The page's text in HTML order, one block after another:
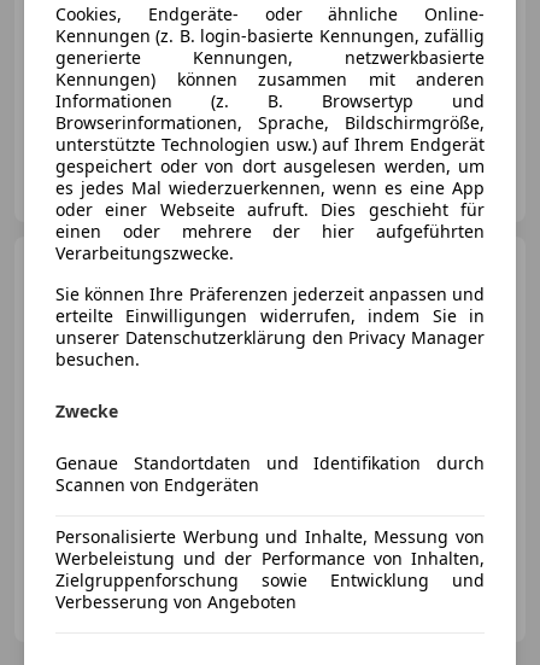
05/2020 109 535 km Diesel
140 kW (190 PS)
Rudi Lins GmbH & Co KG
AT-6714 Nüziders
d 4Matic AMG-Paket Aut.
*Schiebedach*Kamera*Sitzbe
€ 34 990
06/2016 154 642 km
T und A Autoshop GmbH
AT-6850 Dornbirn
Cookies, Endgeräte- oder ähnliche Online-
Kennungen (z. B. login-basierte Kennungen, zufällig
generierte Kennungen, netzwerkbasierte
Kennungen) können zusammen mit anderen
Informationen (z. B. Browsertyp und
Browserinformationen, Sprache, Bildschirmgröße,
unterstützte Technologien usw.) auf Ihrem Endgerät
gespeichert oder von dort ausgelesen werden, um
es jedes Mal wiederzuerkennen, wenn es eine App
oder einer Webseite aufruft. Dies geschieht für
einen oder mehrere der hier aufgeführten
Verarbeitungszwecke.
Sie können Ihre Präferenzen jederzeit anpassen und
erteilte Einwilligungen widerrufen, indem Sie in
unserer Datenschutzerklärung den Privacy Manager
besuchen.
Zwecke
Genaue Standortdaten und Identifikation durch
Scannen von Endgeräten
Personalisierte Werbung und Inhalte, Messung von
Werbeleistung und der Performance von Inhalten,
Zielgruppenforschung sowie Entwicklung und
Verbesserung von Angeboten